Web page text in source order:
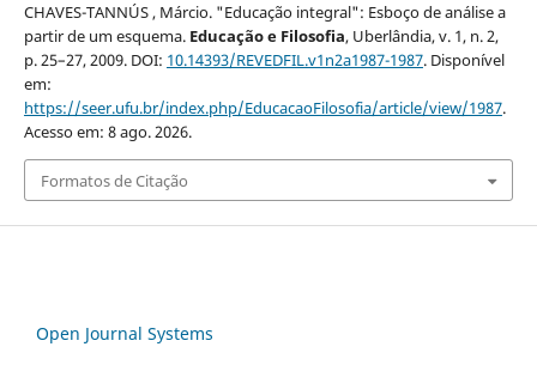
CHAVES-TANNÚS , Márcio. "Educação integral": Esboço de análise a
partir de um esquema. Educação e Filosofia, Uberlândia, v. 1, n. 2,
p. 25–27, 2009. DOI: 10.14393/REVEDFIL.v1n2a1987-1987. Disponível
em:
https://seer.ufu.br/index.php/EducacaoFilosofia/article/view/1987.
Acesso em: 8 ago. 2026.
Formatos de Citação
Open Journal Systems